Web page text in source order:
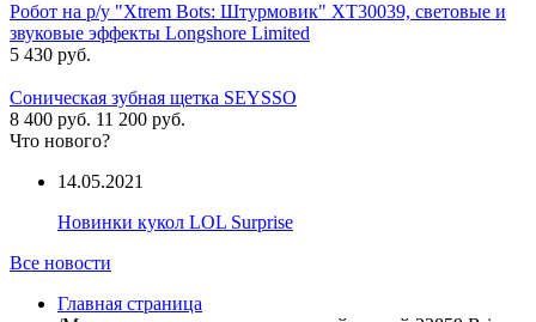
Робот на р/у "Xtrem Bots: Штурмовик" XT30039, световые и
звуковые эффекты Longshore Limited
5 430 руб.
Соническая зубная щетка SEYSSO
8 400 руб. 11 200 руб.
Что нового?
14.05.2021
Новинки кукол LOL Surprise
Все новости
Главная страница